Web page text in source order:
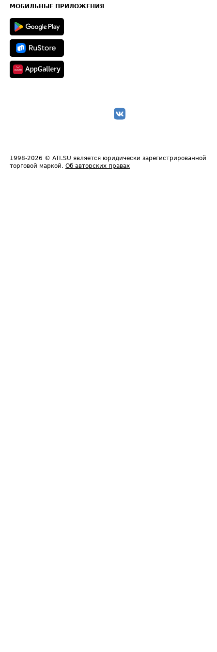
Техническая информация
МОБИЛЬНЫЕ ПРИЛОЖЕНИЯ
1998-2026 © ATI.SU является юридически зарегистрированной
торговой маркой. Об авторских правах